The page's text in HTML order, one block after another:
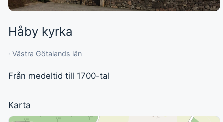
Håby kyrka
· Västra Götalands län
Från medeltid till 1700-tal
Karta